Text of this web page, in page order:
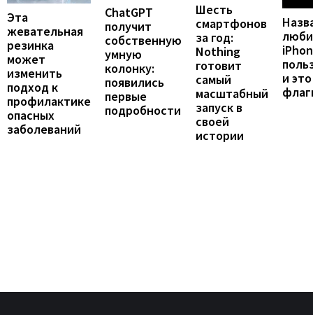
Эта
жевательная
резинка
может
изменить
подход к
профилактике
опасных
заболеваний
ChatGPT
получит
собственную
умную
колонку:
появились
первые
подробности
Шесть
смартфонов
за год:
Nothing
готовит
самый
масштабный
запуск в
своей
истории
и